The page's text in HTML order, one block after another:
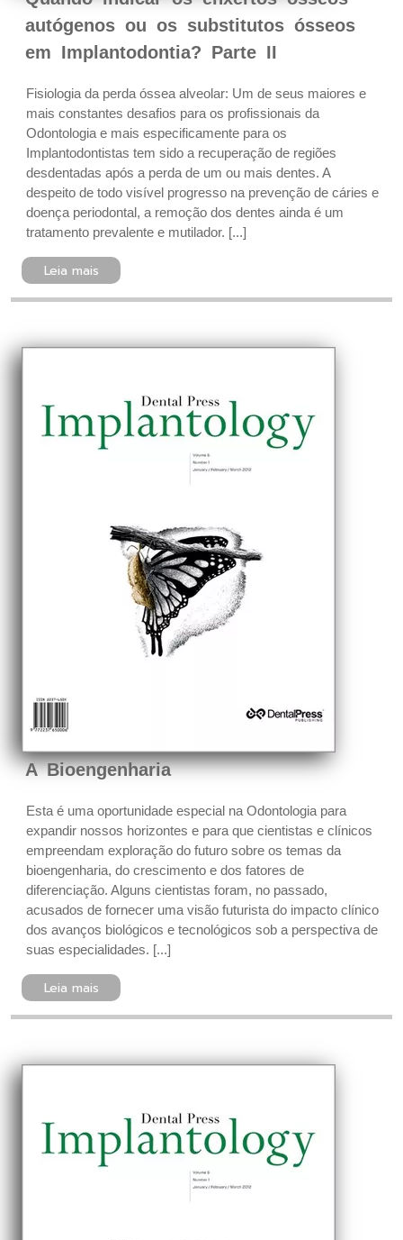
autógenos ou os substitutos ósseos
em Implantodontia? Parte II
Fisiologia da perda óssea alveolar: Um de seus maiores e
mais constantes desafios para os profissionais da
Odontologia e mais especificamente para os
Implantodontistas tem sido a recuperação de regiões
desdentadas após a perda de um ou mais dentes. A
despeito de todo visível progresso na prevenção de cáries e
doença periodontal, a remoção dos dentes ainda é um
tratamento prevalente e mutilador. [...]
Leia mais
A Bioengenharia
Esta é uma oportunidade especial na Odontologia para
expandir nossos horizontes e para que cientistas e clínicos
empreendam exploração do futuro sobre os temas da
bioengenharia, do crescimento e dos fatores de
diferenciação. Alguns cientistas foram, no passado,
acusados de fornecer uma visão futurista do impacto clínico
dos avanços biológicos e tecnológicos sob a perspectiva de
suas especialidades. [...]
Leia mais